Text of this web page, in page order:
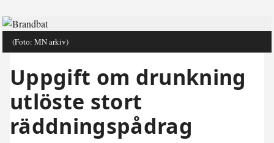
(Foto: MN arkiv)
Uppgift om drunkning
utlöste stort
räddningspådrag